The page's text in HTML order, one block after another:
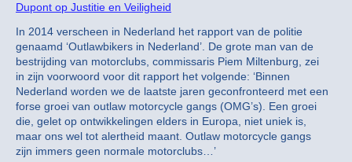
Dupont op Justitie en Veiligheid
In 2014 verscheen in Nederland het rapport van de politie
genaamd ‘Outlawbikers in Nederland’. De grote man van de
bestrijding van motorclubs, commissaris Piem Miltenburg, zei
in zijn voorwoord voor dit rapport het volgende: ‘Binnen
Nederland worden we de laatste jaren geconfronteerd met een
forse groei van outlaw motorcycle gangs (OMG’s). Een groei
die, gelet op ontwikkelingen elders in Europa, niet uniek is,
maar ons wel tot alertheid maant. Outlaw motorcycle gangs
zijn immers geen normale motorclubs…’